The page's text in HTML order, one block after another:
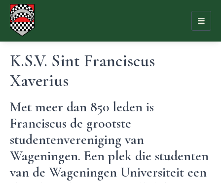
K.S.V. Sint Franciscus
Xaverius
Met meer dan 850 leden is
Franciscus de grootste
studentenvereniging van
Wageningen. Een plek die studenten
van de Wageningen Universiteit een